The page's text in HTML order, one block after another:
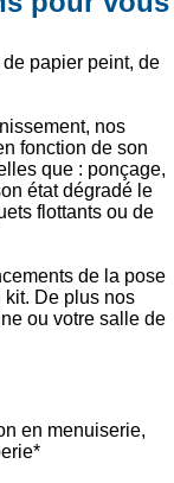
papier peint, de
nos
fonction de son
que : ponçage,
état dégradé le
flottants ou de
de la pose
kit. De plus nos
ou votre salle de
en menuiserie,